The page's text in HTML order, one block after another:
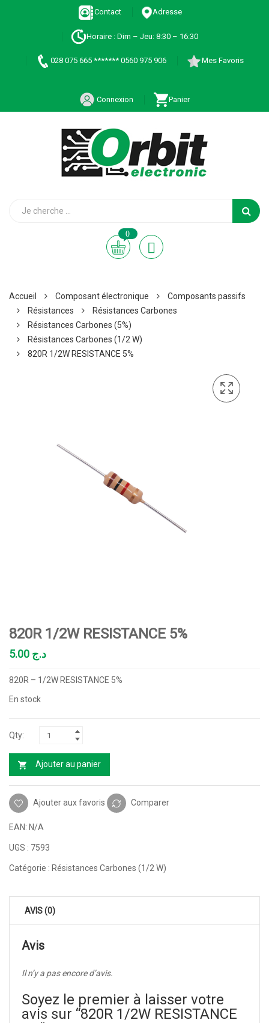
Contact Adresse
Horaire : Dim – Jeu: 8:30 – 16:30
028 075 665 ******* 0560 975 906 Mes Favoris
Connexion Panier
0
Accueil Composant électronique
Composants passifs
Résistances
Résistances Carbones
Résistances Carbones (5%)
Résistances Carbones (1/2 W)
820R 1/2W RESISTANCE 5%
820R 1/2W RESISTANCE 5%
د.ج
820R – 1/2W RESISTANCE 5%
En stock
Ajouter au panier
Ajouter aux favoris Comparer
EAN: N/A
UGS : 7593
Catégorie : Résistances Carbones (1/2 W)
AVIS (0)
Avis
Il n’y a pas encore d’avis.
Soyez le premier à laisser votre
avis sur “820R 1/2W RESISTANCE